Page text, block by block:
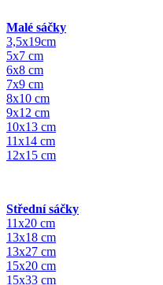
Malé sáčky
3,5x19cm
5x7 cm
6x8 cm
7x9 cm
8x10 cm
9x12 cm
10x13 cm
11x14 cm
12x15 cm
Střední sáčky
11x20 cm
13x18 cm
13x27 cm
15x20 cm
15x33 cm